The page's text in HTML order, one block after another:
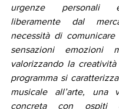
urgenze personali
liberamente dal
necessità di
sensazioni emozioni
valorizzando la creatività
programma si
musicale all’arte, una
concreta con ospiti